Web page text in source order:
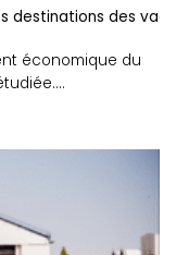
destinations des
économique du